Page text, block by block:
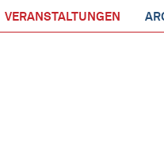
VERANSTALTUNGEN